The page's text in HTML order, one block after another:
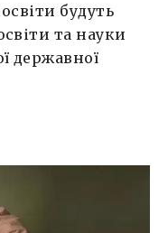
будуть
та науки
державної